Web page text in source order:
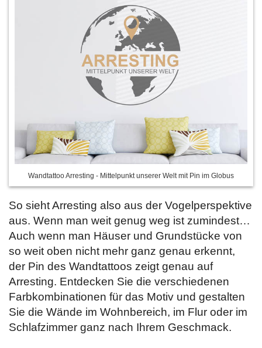
Wandtattoo Arresting - Mittelpunkt unserer Welt mit Pin im Globus
So sieht Arresting also aus der Vogelperspektive
aus. Wenn man weit genug weg ist zumindest…
Auch wenn man Häuser und Grundstücke von
so weit oben nicht mehr ganz genau erkennt,
der Pin des Wandtattoos zeigt genau auf
Arresting. Entdecken Sie die verschiedenen
Farbkombinationen für das Motiv und gestalten
Sie die Wände im Wohnbereich, im Flur oder im
Schlafzimmer ganz nach Ihrem Geschmack.